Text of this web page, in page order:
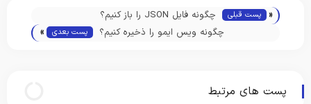
« پست قبلی
چگونه فایل JSON را باز کنیم؟
چگونه ویس ایمو را ذخیره کنیم؟
پست بعدی »
پست های مرتبط